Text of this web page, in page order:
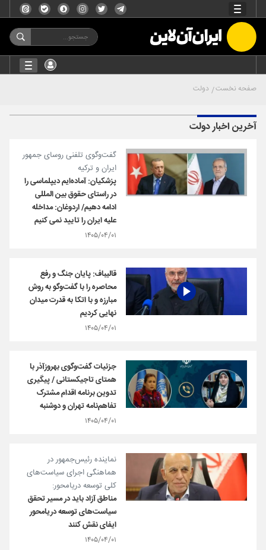
صفحه نخست دولت
آخرین اخبار دولت
گفت‌وگوی تلفنی روسای جمهور
ایران و ترکیه
پزشکیان: آماده‌ایم دیپلماسی را
در راستای حقوق بین المللی
ادامه دهیم/ اردوغان: مداخله
علیه ایران را تایید نمی کنیم
۱۴۰۵/۰۴/۰۱
قالیباف: پایان جنگ و رفع
محاصره را با گفت‌وگو به روش
مبارزه و با اتکا به قدرت میدان
نهایی کردیم
۱۴۰۵/۰۴/۰۱
جزئیات گفت‌وگوی بهروزآذر با
همتای تاجیکستانی / پیگیری
تدوین برنامه اقدام مشترک
تفاهم‌نامه تهران و دوشنبه
۱۴۰۵/۰۴/۰۱
نماینده رئیس‌جمهور در
هماهنگی اجرای سیاست‌های
کلی توسعه دریامحور:
مناطق آزاد باید در مسیر تحقق
سیاست‌های توسعه دریامحور
ایفای نقش کنند
۱۴۰۵/۰۴/۰۱